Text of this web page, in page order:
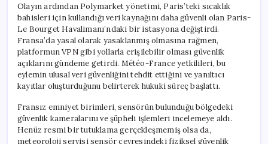
Olayın ardından Polymarket yönetimi, Paris’teki sıcaklık
bahisleri için kullandığı veri kaynağını daha güvenli olan Paris-
Le Bourget Havalimanı’ndaki bir istasyona değiştirdi.
Fransa’da yasal olarak yasaklanmış olmasına rağmen,
platformun VPN gibi yollarla erişilebilir olması güvenlik
açıklarını gündeme getirdi. Météo-France yetkilileri, bu
eylemin ulusal veri güvenliğini tehdit ettiğini ve yanıltıcı
kayıtlar oluşturduğunu belirterek hukuki süreç başlattı.
Fransız emniyet birimleri, sensörün bulunduğu bölgedeki
güvenlik kameralarını ve şüpheli işlemleri incelemeye aldı.
Henüz resmi bir tutuklama gerçekleşmemiş olsa da,
meteoroloji servisi sensör çevresindeki fiziksel güvenlik